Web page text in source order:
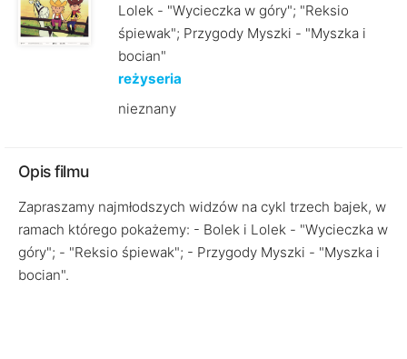
Lolek - "Wycieczka w góry"; "Reksio
śpiewak"; Przygody Myszki - "Myszka i
bocian"
reżyseria
nieznany
Opis filmu
Zapraszamy najmłodszych widzów na cykl trzech bajek, w
ramach którego pokażemy: - Bolek i Lolek - "Wycieczka w
góry"; - "Reksio śpiewak"; - Przygody Myszki - "Myszka i
bocian".